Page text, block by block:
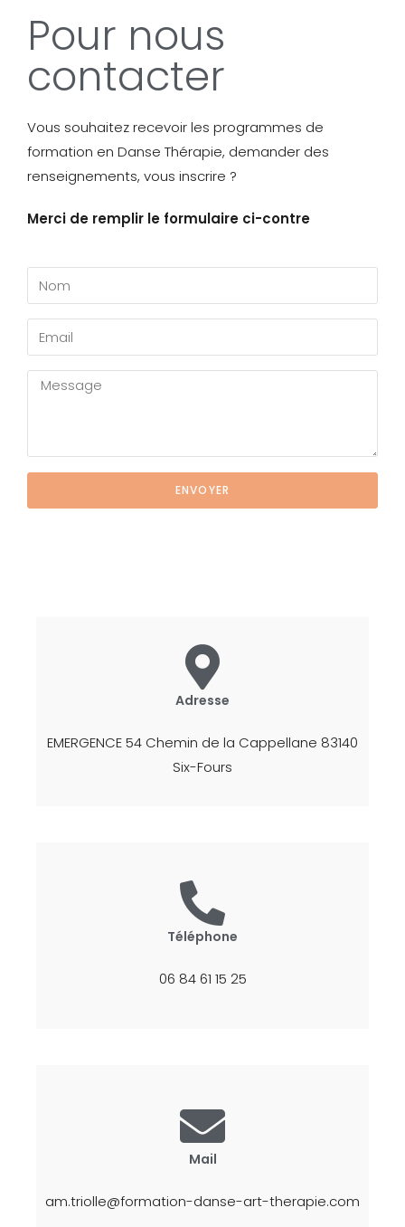
Pour nous
contacter
Vous souhaitez recevoir les programmes de
formation en Danse Thérapie, demander des
renseignements, vous inscrire ?
Merci de remplir le formulaire ci-contre
ENVOYER
Adresse
EMERGENCE 54 Chemin de la Cappellane 83140
Six-Fours
Téléphone
06 84 61 15 25
Mail
am.triolle@formation-danse-art-therapie.com